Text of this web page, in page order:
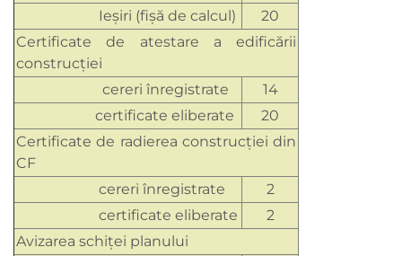
Ieșiri (fișă de calcul)
20
Certificate de atestare a edificării
construcţiei
cereri înregistrate
14
certificate eliberate
20
Certificate de radierea construcţiei din
CF
cereri înregistrate
2
certificate eliberate
2
Avizarea schiţei planului